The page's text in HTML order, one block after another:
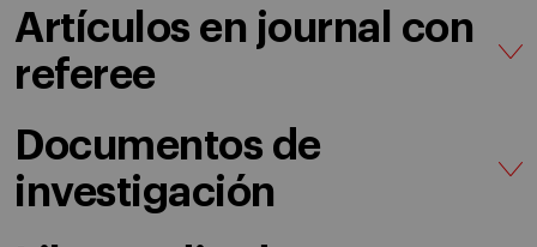
Artículos en journal con
referee
Documentos de
investigación